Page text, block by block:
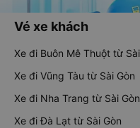
Vé xe khách
Xe đi Buôn Mê Thuột từ
Xe đi Vũng Tàu từ Sài Gòn
Xe đi Nha Trang từ Sài Gòn
Xe đi Đà Lạt từ Sài Gòn